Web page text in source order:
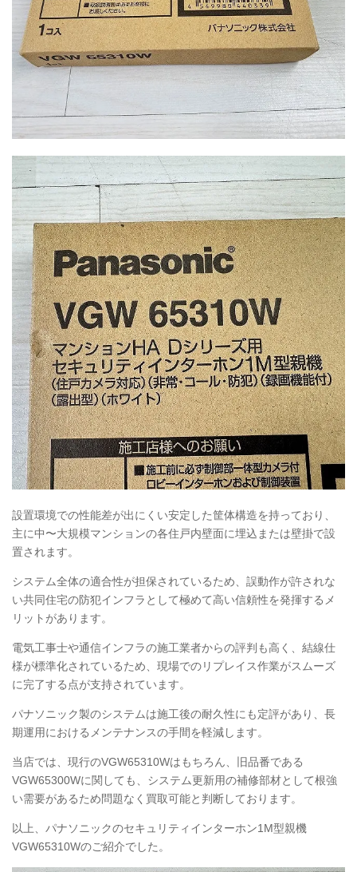
設置環境での性能差が出にくい安定した筐体構造を持っており、
主に中〜大規模マンションの各住戸内壁面に埋込または壁掛で設
置されます。
システム全体の適合性が担保されているため、誤動作が許されな
い共同住宅の防犯インフラとして極めて高い信頼性を発揮するメ
リットがあります。
電気工事士や通信インフラの施工業者からの評判も高く、結線仕
様が標準化されているため、現場でのリプレイス作業がスムーズ
に完了する点が支持されています。
パナソニック製のシステムは施工後の耐久性にも定評があり、長
期運用におけるメンテナンスの手間を軽減します。
当店では、現行のVGW65310Wはもちろん、旧品番である
VGW65300Wに関しても、システム更新用の補修部材として根強
い需要があるため問題なく買取可能と判断しております。
以上、パナソニックのセキュリティインターホン1M型親機
VGW65310Wのご紹介でした。